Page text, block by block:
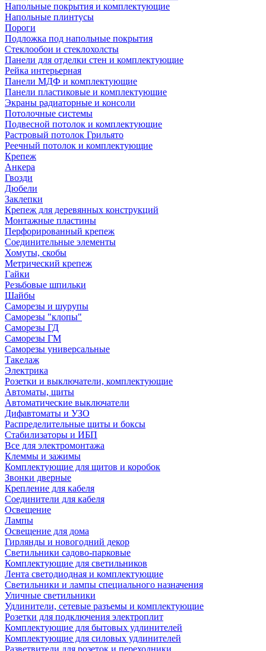
Напольные покрытия и комплектующие
Напольные плинтусы
Пороги
Подложка под напольные покрытия
Стеклообои и стеклохолсты
Панели для отделки стен и комплектующие
Рейка интерьерная
Панели МДФ и комплектующие
Панели пластиковые и комплектующие
Экраны радиаторные и консоли
Потолочные системы
Подвесной потолок и комплектующие
Растровый потолок Грильято
Реечный потолок и комплектующие
Крепеж
Анкера
Гвозди
Дюбели
Заклепки
Крепеж для деревянных конструкций
Монтажные пластины
Перфорированный крепеж
Соединительные элементы
Хомуты, скобы
Метрический крепеж
Гайки
Резьбовые шпильки
Шайбы
Саморезы и шурупы
Саморезы "клопы"
Саморезы ГД
Саморезы ГМ
Саморезы универсальные
Такелаж
Электрика
Розетки и выключатели, комплектующие
Автоматы, щиты
Автоматические выключатели
Дифавтоматы и УЗО
Распределительные щиты и боксы
Стабилизаторы и ИБП
Все для электромонтажа
Клеммы и зажимы
Комплектующие для щитов и коробок
Звонки дверные
Крепление для кабеля
Соединители для кабеля
Освещение
Лампы
Освещение для дома
Гирлянды и новогодний декор
Светильники садово-парковые
Комплектующие для светильников
Лента светодиодная и комплектующие
Светильники и лампы специального назначения
Уличные светильники
Удлинители, сетевые разъемы и комплектующие
Розетки для подключения электроплит
Комплектующие для бытовых удлинителей
Комплектующие для силовых удлинителей
Разветвители для розеток и переходники